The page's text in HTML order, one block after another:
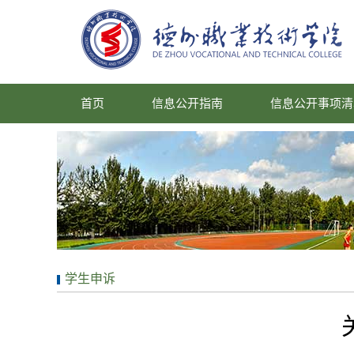
首页 信息公开指南 信息公开事项
学生申诉